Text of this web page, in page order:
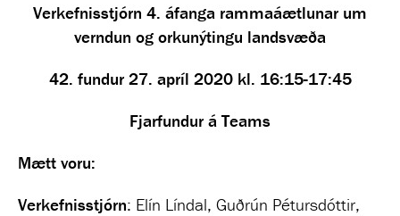
Verkefnisstjórn 4. áfanga rammaáætlunar um
verndun og orkunýtingu landsvæða
42. fundur 27. apríl 2020 kl. 16:15-17:45
Fjarfundur á Teams
Mætt voru:
Verkefnisstjórn: Elín Líndal, Guðrún Pétursdóttir,